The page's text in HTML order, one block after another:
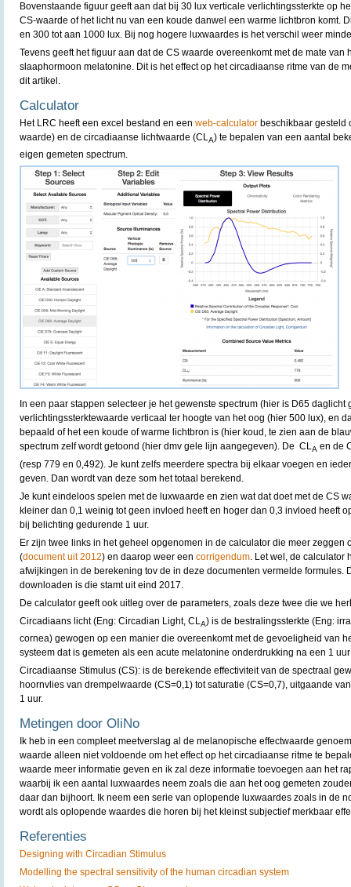
Bovenstaande figuur geeft aan dat bij 30 lux verticale verlichtingssterkte op
CS-waarde of het licht nu van een koude danwel een warme lichtbron komt.
en 300 tot aan 1000 lux. Bij nog hogere luxwaardes is het verschil weer
Tevens geeft het figuur aan dat de CS waarde overeenkomt met de mate van
slaaphormoon melatonine. Dit is het effect op het circadiaanse ritme van de
dit artikel.
Calculator
Het LRC heeft een excel bestand en een web-calculator beschikbaar gesteld
waarde) en de circadiaanse lichtwaarde (CLA) te bepalen van een aantal
eigen gemeten spectrum.
In een paar stappen selecteer je het gewenste spectrum (hier is D65 daglicht
verlichtingssterktewaarde verticaal ter hoogte van het oog (hier 500 lux), en
bepaald of het een koude of warme lichtbron is (hier koud, te zien aan de
spectrum zelf wordt getoond (hier dmv gele lijn aangegeven). De CLA en de
(resp 779 en 0,492). Je kunt zelfs meerdere spectra bij elkaar voegen en
geven. Dan wordt van deze som het totaal berekend.
Je kunt eindeloos spelen met de luxwaarde en zien wat dat doet met de CS
kleiner dan 0,1 weinig tot geen invloed heeft en hoger dan 0,3 invloed heeft
bij belichting gedurende 1 uur.
Er zijn twee links in het geheel opgenomen in de calculator die meer zeggen
(document uit 2012) en daarop weer een corrigendum . Let wel, de
afwijkingen in de berekening tov de in deze documenten vermelde formules.
downloaden is die stamt uit eind 2017.
De calculator geeft ook uitleg over de parameters, zoals deze twee die we
Circadiaans licht (Eng: Circadian Light, CL A) is de bestralingssterkte (Eng:
cornea) gewogen op een manier die overeenkomt met de gevoeligheid van
systeem dat is gemeten als een acute melatonine onderdrukking na een 1
Circadiaanse Stimulus (CS): is de berekende effectiviteit van de spectraal
hoornvlies van drempelwaarde (CS=0,1) tot saturatie (CS=0,7), uitgaande
1 uur.
Metingen door OliNo
Ik heb in een compleet meetverslag al de melanopische effectwaarde
waarde alleen niet voldoende om het effect op het circadiaanse ritme te
waarde meer informatie geven en ik zal deze informatie toevoegen aan het
waarbij ik een aantal luxwaardes neem zoals die aan het oog gemeten
daar dan bijhoort. Ik neem een serie van oplopende luxwaardes zoals in de
wordt als oplopende waardes die horen bij het kleinst subjectief merkbaar
Referenties
Designing with Circadian Stimulus
Modelling the spectral sensitivity of the human circadian system